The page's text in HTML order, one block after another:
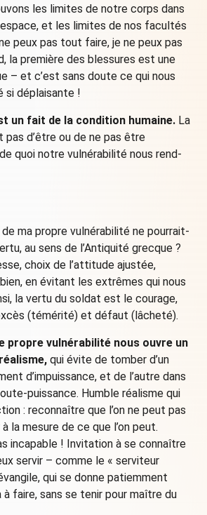
les limites de notre corps dans
et les limites de nos facultés
peux pas tout faire, je ne peux pas
la première des blessures est une
– et c’est sans doute ce qui nous
si déplaisante !
un fait de la condition humaine. La
pas d’être ou de ne pas être
quoi notre vulnérabilité nous rend-
de ma propre vulnérabilité ne pourrait-
au sens de l’Antiquité grecque ?
choix de l’attitude ajustée,
en évitant les extrêmes qui nous
la vertu du soldat est le courage,
(témérité) et défaut (lâcheté).
propre vulnérabilité nous ouvre un
qui évite de tomber d’un
d’impuissance, et de l’autre dans
puissance. Humble réalisme qui
: reconnaître que l’on ne peut pas
la mesure de ce que l’on peut.
incapable ! Invitation à se connaître
servir – comme le « serviteur
qui se donne patiemment
à faire, sans se tenir pour maître du